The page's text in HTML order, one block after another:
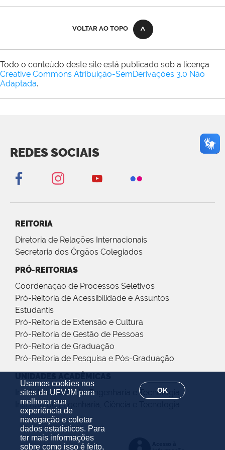
Usamos cookies nos
sites da UFVJM para
melhorar sua
experiência de
navegação e coletar
dados estatísticos. Para
ter mais informações
sobre como isso é feito,
OK
VOLTAR AO TOPO
Todo o conteúdo deste site está publicado sob a licença
Creative Commons Atribuição-SemDerivações 3.0 Não
Adaptada.
REDES SOCIAIS
REITORIA
Diretoria de Relações Internacionais
Secretaria dos Órgãos Colegiados
PRÓ-REITORIAS
Coordenação de Processos Seletivos
Pró-Reitoria de Acessibilidade e Assuntos
Estudantis
Pró-Reitoria de Extensão e Cultura
Pró-Reitoria de Gestão de Pessoas
Pró-Reitoria de Graduação
Pró-Reitoria de Pesquisa e Pós-Graduação
Instituto de Ciência, Engenharia e Tecnologia
Instituto de Engenharia, Ciência e Tecnologia